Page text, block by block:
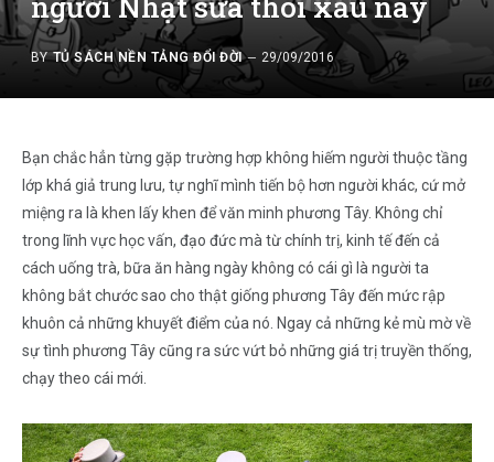
BY TỦ SÁCH NỀN TẢNG ĐỔI ĐỜI 29/09/2016
Bạn chắc hẳn từng gặp trường hợp không hiếm người thuộc tầng
lớp khá giả trung lưu, tự nghĩ mình tiến bộ hơn người khác, cứ mở
miệng ra là khen lấy khen để văn minh phương Tây. Không chỉ
trong lĩnh vực học vấn, đạo đức mà từ chính trị, kinh tế đến cả
cách uống trà, bữa ăn hàng ngày không có cái gì là người ta
không bắt chước sao cho thật giống phương Tây đến mức rập
khuôn cả những khuyết điểm của nó. Ngay cả những kẻ mù mờ về
sự tình phương Tây cũng ra sức vứt bỏ những giá trị truyền thống,
chạy theo cái mới.